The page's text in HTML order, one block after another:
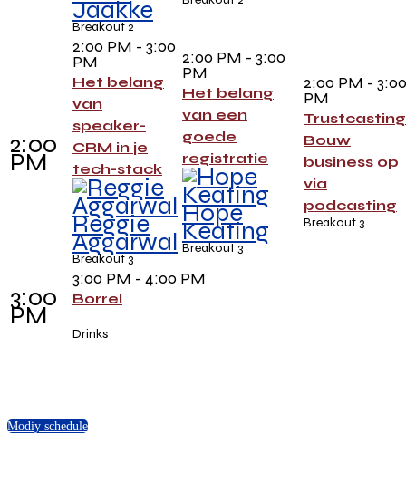
Jaakke
Breakout 2
2:00
PM
2:00 PM - 3:00
PM
Het belang
van
speaker-
CRM in je
tech-stack
Reggie
Aggarwal
Breakout 3
2:00 PM - 3:00
PM
Het belang
van een
goede
registratie
Hope
Keating
Breakout 3
2:00 PM - 3:00
PM
Bouw
business op
via
podcasting
Breakout 3
3:00
PM
3:00 PM - 4:00 PM
Borrel
Drinks
Modiy schedule